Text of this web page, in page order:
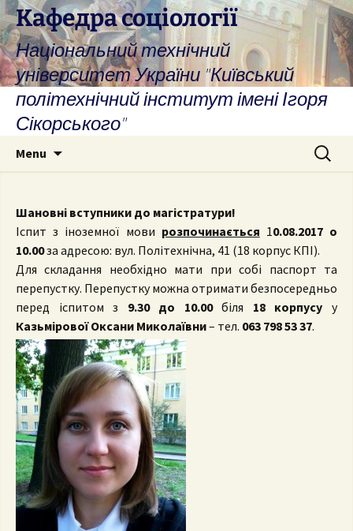
Skip
to
content
Кафедра соціології
Національний технічний
університет України "Київський
політехнічний інститут імені Ігоря
Сікорського"
Menu
Search
for:
Шановні вступники до магістратури!
Іспит з іноземної мови розпочинається 10.08.2017 о
10.00за адресою: вул. Політехнічна, 41 (18 корпус КПІ).
Для складання необхідно мати при собі паспорт та
перепустку. Перепустку можна отримати безпосередньо
перед іспитом з 9.30 до 10.00біля 18 корпусу у
Казьмірової Оксани Миколаївни– тел. 063 798 53 37.